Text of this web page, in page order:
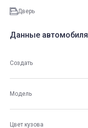
Дверь
Данные автомобиля
Создать
Модель
Цвет кузова